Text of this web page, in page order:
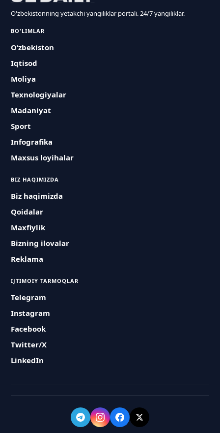
O'zbekistonning yetakchi yangiliklar portali. 24/7 yangiliklar.
BO'LIMLAR
O‘zbekiston
Iqtisod
Moliya
Texnologiyalar
Madaniyat
Sport
Infografika
Maxsus loyihalar
BIZ HAQIMIZDA
Biz haqimizda
Qoidalar
Maxfiylik
Bizning ilovalar
Reklama
IJTIMOIY TARMOQLAR
Telegram
Instagram
Facebook
Twitter/X
LinkedIn